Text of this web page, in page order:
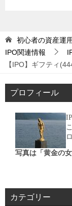
初心者の資産運
IPO関連情報
【IPO】ギフティ
プロフィール
写真は「黄金の
カテゴリー